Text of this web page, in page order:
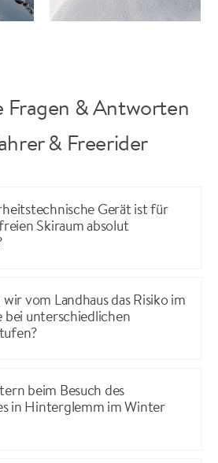
Fragen & Antworten
& Freerider
Gerät ist für
Skiraum absolut
vom Landhaus das Risiko im
bei unterschiedlichen
beim Besuch des
in Hinterglemm im Winter